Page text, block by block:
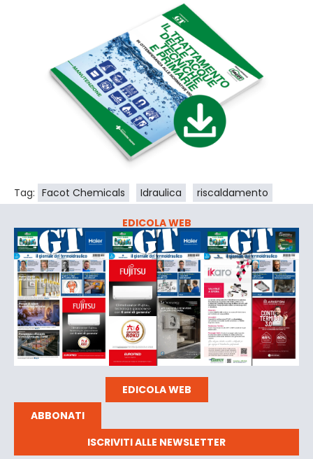
Tag: Facot Chemicals Idraulica riscaldamento
EDICOLA WEB
EDICOLA WEB
ABBONATI
ISCRIVITI ALLE NEWSLETTER